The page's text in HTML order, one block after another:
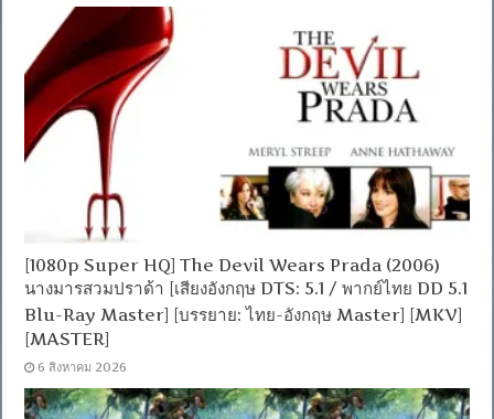
[1080p Super HQ] The Devil Wears Prada (2006)
นางมารสวมปราด้า [เสียงอังกฤษ DTS: 5.1 / พากย์ไทย DD 5.1
Blu-Ray Master] [บรรยาย: ไทย-อังกฤษ Master] [MKV]
[MASTER]
6 สิงหาคม 2026